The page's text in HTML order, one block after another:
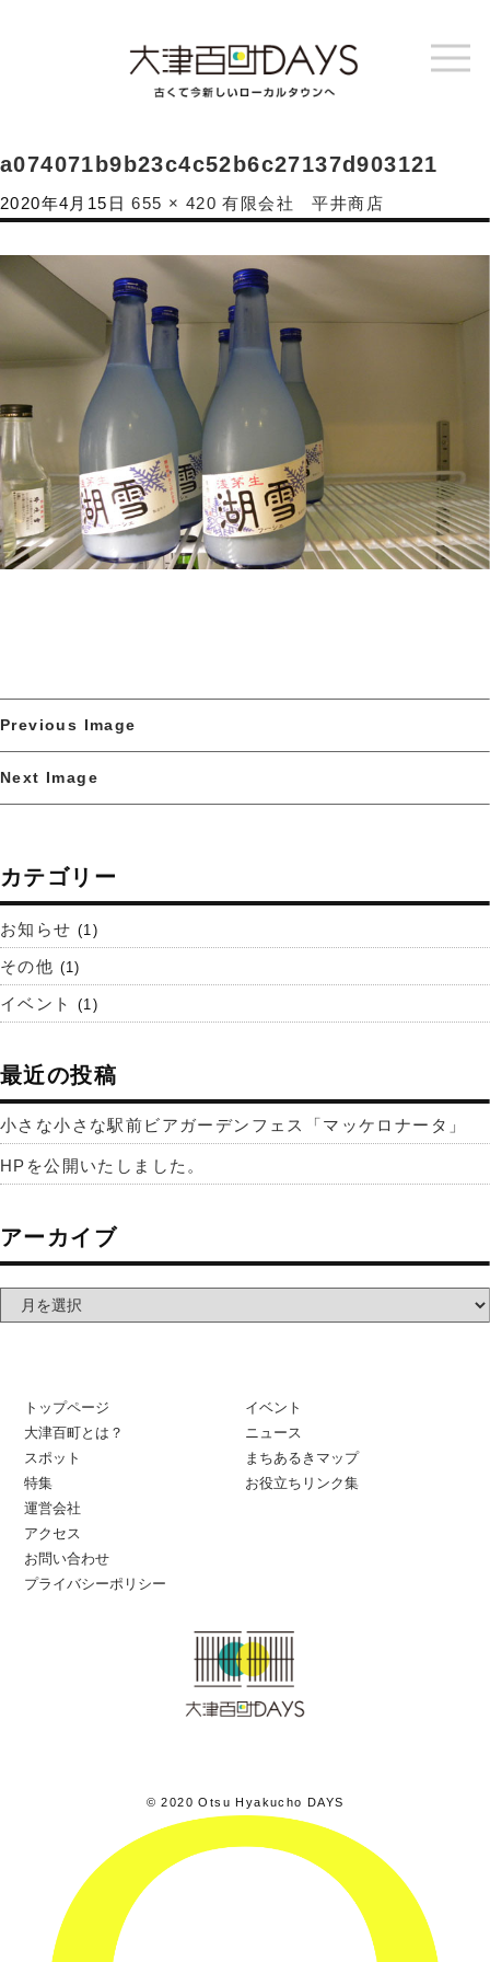
a074071b9b23c4c52b6c27137d903121
2020年4月15日 655 × 420 有限会社 平井商店
Previous Image
Next Image
カテゴリー
お知らせ (1)
その他 (1)
イベント (1)
最近の投稿
小さな小さな駅前ビアガーデンフェス「マッケロナータ」
HPを公開いたしました。
アーカイブ
トップページ
大津百町とは？
スポット
特集
イベント
ニュース
まちあるきマップ
お役立ちリンク集
運営会社
アクセス
お問い合わせ
プライバシーポリシー
© 2020 Otsu Hyakucho DAYS